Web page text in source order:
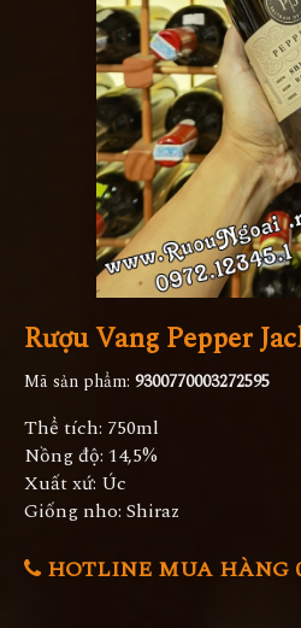
Rượu Vang Pepper
Mã sản phẩm: 9300770003272595
Thể tích: 750ml
Nồng độ: 14,5%
Xuất xứ: Úc
Giống nho: Shiraz
HOTLINE MUA HÀNG